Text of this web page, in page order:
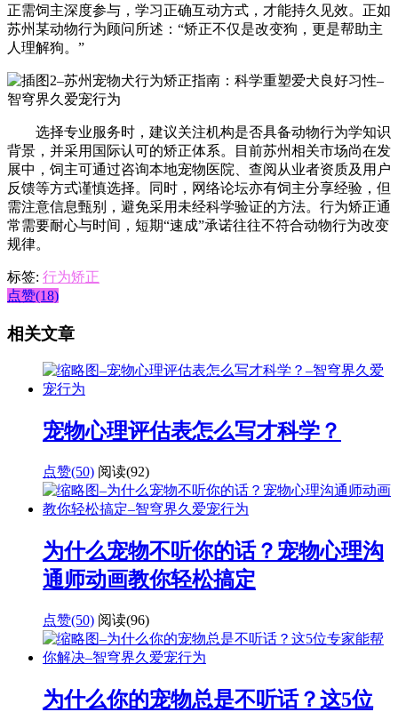
正需饲主深度参与，学习正确互动方式，才能持久见效。正如
苏州某动物行为顾问所述：“矫正不仅是改变狗，更是帮助主
人理解狗。”
选择专业服务时，建议关注机构是否具备动物行为学知识
背景，并采用国际认可的矫正体系。目前苏州相关市场尚在发
展中，饲主可通过咨询本地宠物医院、查阅从业者资质及用户
反馈等方式谨慎选择。同时，网络论坛亦有饲主分享经验，但
需注意信息甄别，避免采用未经科学验证的方法。行为矫正通
常需要耐心与时间，短期“速成”承诺往往不符合动物行为改变
规律。
标签: 行为矫正
点赞(18)
相关文章
宠物心理评估表怎么写才科学？
点赞(50) 阅读(92)
为什么宠物不听你的话？宠物心理沟
通师动画教你轻松搞定
点赞(50) 阅读(96)
为什么你的宠物总是不听话？这5位